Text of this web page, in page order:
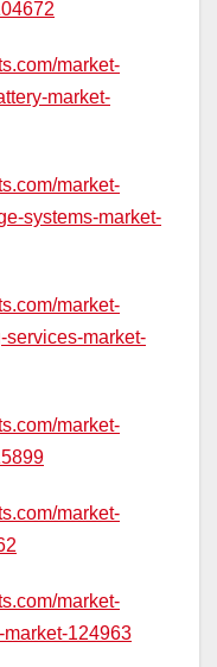
market-
market-
market-
systems-market-
market-
services-market-
market-
market-
market-
124963